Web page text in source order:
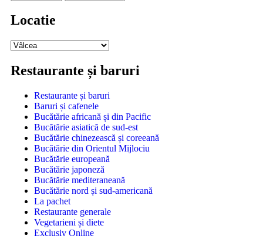
Locatie
Restaurante și baruri
Restaurante și baruri
Baruri și cafenele
Bucătărie africană și din Pacific
Bucătărie asiatică de sud-est
Bucătărie chinezească și coreeană
Bucătărie din Orientul Mijlociu
Bucătărie europeană
Bucătărie japoneză
Bucătărie mediteraneană
Bucătărie nord și sud-americană
La pachet
Restaurante generale
Vegetarieni și diete
Exclusiv Online